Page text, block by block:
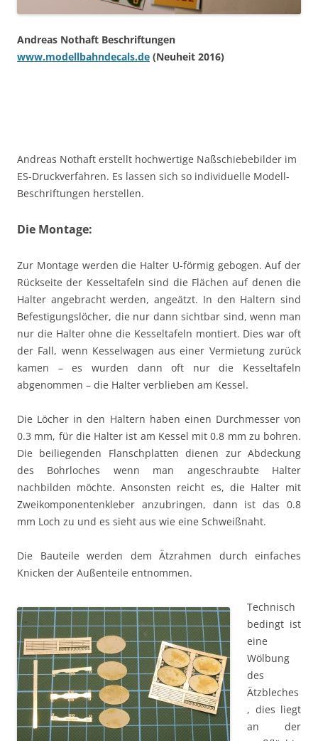
Andreas Nothaft Beschriftungen
www.modellbahndecals.de (Neuheit 2016)
Andreas Nothaft erstellt hochwertige Naßschiebebilder im
ES-Druckverfahren. Es lassen sich so individuelle Modell-
Beschriftungen herstellen.
Die Montage:
Zur Montage werden die Halter U-förmig gebogen. Auf der
Rückseite der Kesseltafeln sind die Flächen auf denen die
Halter angebracht werden, angeätzt. In den Haltern sind
Befestigungslöcher, die nur dann sichtbar sind, wenn man
nur die Halter ohne die Kesseltafeln montiert. Dies war oft
der Fall, wenn Kesselwagen aus einer Vermietung zurück
kamen – es wurden dann oft nur die Kesseltafeln
abgenommen – die Halter verblieben am Kessel.
Die Löcher in den Haltern haben einen Durchmesser von
0.3 mm, für die Halter ist am Kessel mit 0.8 mm zu bohren.
Die beiliegenden Flanschplatten dienen zur Abdeckung
des Bohrloches wenn man angeschraubte Halter
nachbilden möchte. Ansonsten reicht es, die Halter mit
Zweikomponentenkleber anzubringen, dann ist das 0.8
mm Loch zu und es sieht aus wie eine Schweißnaht.
Die Bauteile werden dem Ätzrahmen durch einfaches
Knicken der Außenteile entnommen.
Technisch
bedingt ist
eine
Wölbung
des
Ätzbleches
, dies liegt
an der